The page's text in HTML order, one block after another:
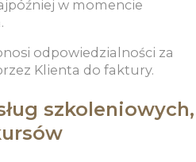
w momencie
odpowiedzialności za
Klienta do faktury.
szkoleniowych,